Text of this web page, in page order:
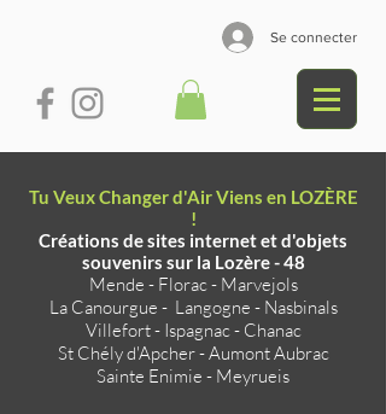
Se connecter
Tu Veux Changer d'Air Viens en LOZÈRE
!
Créations de sites internet et d'objets
souvenirs sur la Lozère - 48
Mende - Florac- Marvejols
La Canourgue - Langogne - Nasbinals
Villefort- Ispagnac- Chanac
St Chély d'Apcher-Aumont Aubrac
Sainte Enimie - Meyrueis